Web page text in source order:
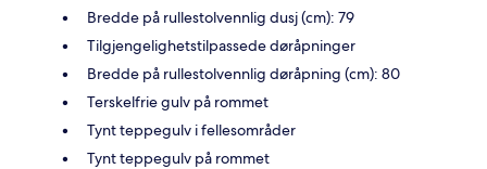
Bredde på rullestolvennlig dusj (cm): 79
Tilgjengelighetstilpassede døråpninger
Bredde på rullestolvennlig døråpning (cm): 80
Terskelfrie gulv på rommet
Tynt teppegulv i fellesområder
Tynt teppegulv på rommet